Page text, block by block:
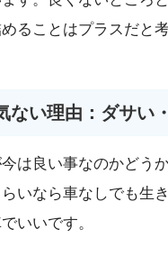
ることはプラスだと考
ない理由：ダサい
は良い事なのかどう
いなら車なしでも生
いいです。